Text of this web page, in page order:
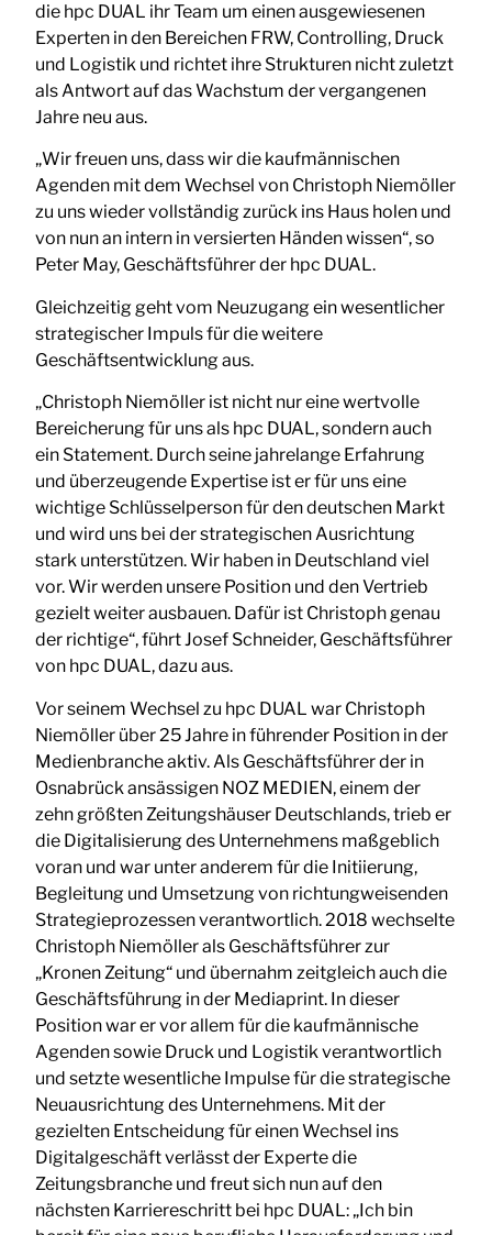
die hpc DUAL ihr Team um einen ausgewiesenen
Experten in den Bereichen FRW, Controlling, Druck
und Logistik und richtet ihre Strukturen nicht zuletzt
als Antwort auf das Wachstum der vergangenen
Jahre neu aus.
„Wir freuen uns, dass wir die kaufmännischen
Agenden mit dem Wechsel von Christoph Niemöller
zu uns wieder vollständig zurück ins Haus holen und
von nun an intern in versierten Händen wissen“, so
Peter May, Geschäftsführer der hpc DUAL.
Gleichzeitig geht vom Neuzugang ein wesentlicher
strategischer Impuls für die weitere
Geschäftsentwicklung aus.
„Christoph Niemöller ist nicht nur eine wertvolle
Bereicherung für uns als hpc DUAL, sondern auch
ein Statement. Durch seine jahrelange Erfahrung
und überzeugende Expertise ist er für uns eine
wichtige Schlüsselperson für den deutschen Markt
und wird uns bei der strategischen Ausrichtung
stark unterstützen. Wir haben in Deutschland viel
vor. Wir werden unsere Position und den Vertrieb
gezielt weiter ausbauen. Dafür ist Christoph genau
der richtige“, führt Josef Schneider, Geschäftsführer
von hpc DUAL, dazu aus.
Vor seinem Wechsel zu hpc DUAL war Christoph
Niemöller über 25 Jahre in führender Position in der
Medienbranche aktiv. Als Geschäftsführer der in
Osnabrück ansässigen NOZ MEDIEN, einem der
zehn größten Zeitungshäuser Deutschlands, trieb er
die Digitalisierung des Unternehmens maßgeblich
voran und war unter anderem für die Initiierung,
Begleitung und Umsetzung von richtungweisenden
Strategieprozessen verantwortlich. 2018 wechselte
Christoph Niemöller als Geschäftsführer zur
„Kronen Zeitung“ und übernahm zeitgleich auch die
Geschäftsführung in der Mediaprint. In dieser
Position war er vor allem für die kaufmännische
Agenden sowie Druck und Logistik verantwortlich
und setzte wesentliche Impulse für die strategische
Neuausrichtung des Unternehmens. Mit der
gezielten Entscheidung für einen Wechsel ins
Digitalgeschäft verlässt der Experte die
Zeitungsbranche und freut sich nun auf den
nächsten Karriereschritt bei hpc DUAL: „Ich bin